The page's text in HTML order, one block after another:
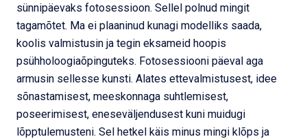
sünnipäevaks fotosessioon. Sellel polnud mingit
tagamõtet. Ma ei plaaninud kunagi modelliks saada,
koolis valmistusin ja tegin eksameid hoopis
psühholoogiaõpinguteks. Fotosessiooni päeval aga
armusin sellesse kunsti. Alates ettevalmistusest, idee
sõnastamisest, meeskonnaga suhtlemisest,
poseerimisest, eneseväljendusest kuni muidugi
lõpptulemusteni. Sel hetkel käis minus mingi klõps ja